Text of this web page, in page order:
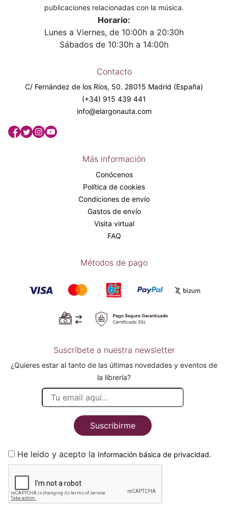
publicaciones relacionadas con la música.
Horario:
Lunes a Viernes, de 10:00h a 20:30h
Sábados de 10:30h a 14:00h
Contacto
C/ Fernández de los Ríos, 50. 28015 Madrid (España)
(+34) 915 439 441
info@elargonauta.com
Más información
Conócenos
Política de cookies
Condiciones de envío
Gastos de envío
Visita virtual
FAQ
Métodos de pago
Suscríbete a nuestra newsletter
¿Quieres estar al tanto de las últimas novedades y eventos de
la librería?
Suscribirme
He leido y acepto la Información básica de privacidad.